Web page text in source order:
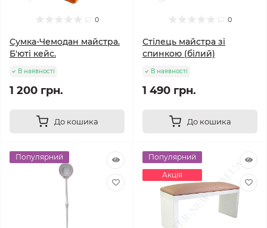
0
Сумка-Чемодан майстра.
Б'юті кейс.
В наявності
1 200 грн.
До кошика
0
Стілець майстра зі
спинкою (білий)
В наявності
1 490 грн.
До кошика
Популярний
Популярний
Акція